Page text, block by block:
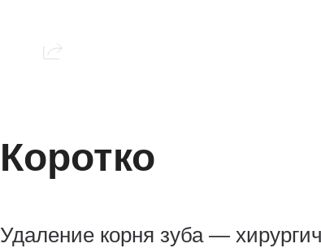
Коротко
Удаление корня зуба —